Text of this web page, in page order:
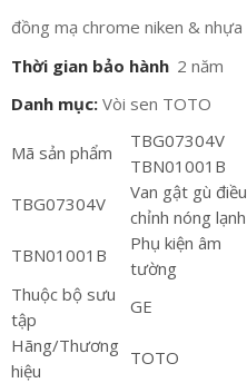
đồng mạ chrome niken & nhựa
Thời gian bảo hành 2 năm
Danh mục: Vòi sen TOTO
Mã sản phẩm
TBG07304V
TBN01001B
TBG07304V
Van gật gù điều
chỉnh nóng lạnh
TBN01001B
Phụ kiện âm
tường
Thuộc bộ sưu
tập
GE
Hãng/Thương
hiệu
TOTO